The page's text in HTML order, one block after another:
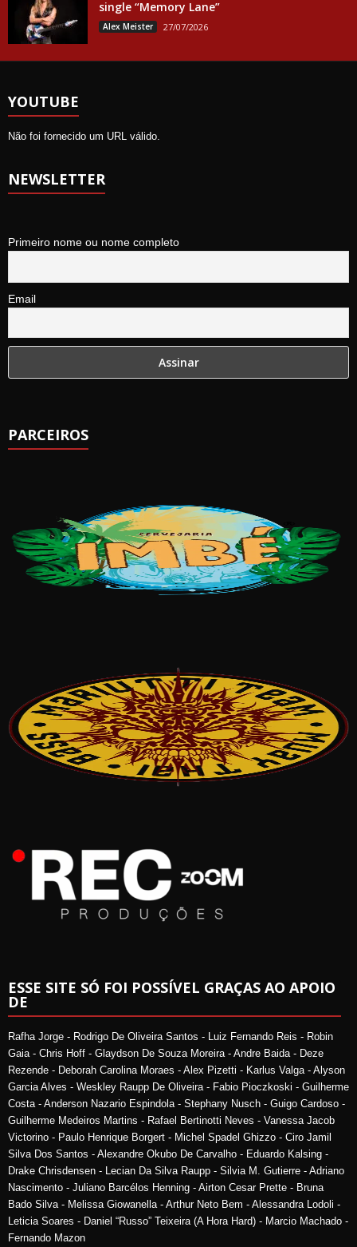
single “Memory Lane”
Alex Meister 27/07/2026
YOUTUBE
Não foi fornecido um URL válido.
NEWSLETTER
Primeiro nome ou nome completo
Email
PARCEIROS
ESSE SITE SÓ FOI POSSÍVEL GRAÇAS AO APOIO
DE
Rafha Jorge - Rodrigo De Oliveira Santos - Luiz Fernando Reis - Robin
Gaia - Chris Hoff - Glaydson De Souza Moreira - Andre Baida - Deze
Rezende - Deborah Carolina Moraes - Alex Pizetti - Karlus Valga - Alyson
Garcia Alves - Weskley Raupp De Oliveira - Fabio Pioczkoski - Guilherme
Costa - Anderson Nazario Espindola - Stephany Nusch - Guigo Cardoso -
Guilherme Medeiros Martins - Rafael Bertinotti Neves - Vanessa Jacob
Victorino - Paulo Henrique Borgert - Michel Spadel Ghizzo - Ciro Jamil
Silva Dos Santos - Alexandre Okubo De Carvalho - Eduardo Kalsing -
Drake Chrisdensen - Lecian Da Silva Raupp - Silvia M. Gutierre - Adriano
Nascimento - Juliano Barcélos Henning - Airton Cesar Prette - Bruna
Bado Silva - Melissa Giowanella - Arthur Neto Bem - Alessandra Lodoli -
Leticia Soares - Daniel “Russo” Teixeira (A Hora Hard) - Marcio Machado -
Fernando Mazon